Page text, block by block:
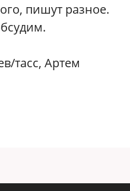
пишут разное.
тасс, Артем